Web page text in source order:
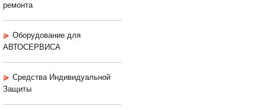
ремонта
Оборудование для
АВТОСЕРВИСА
Средства Индивидуальной
Защиты